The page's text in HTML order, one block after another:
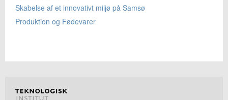
Skabelse af et innovativt miljø på Samsø
Produktion og Fødevarer